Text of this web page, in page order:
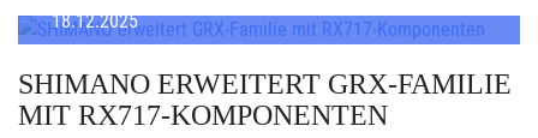
18.12.2025
SHIMANO ERWEITERT GRX-FAMILIE
MIT RX717-KOMPONENTEN